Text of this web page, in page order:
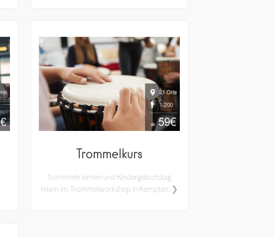
Trommelkurs
Trommeln lernen und Kindergeburtstag
feiern im Trommelworkshop in Kempten. ❯